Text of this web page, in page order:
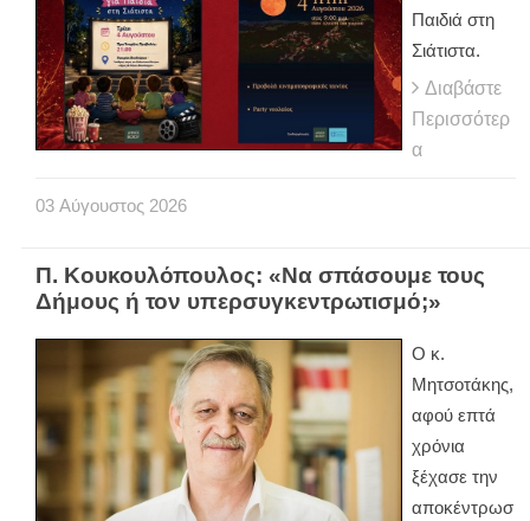
Παιδιά στη
Σιάτιστα.
Διαβάστε
Περισσότερ
α
03 Αύγουστος 2026
Π. Κουκουλόπουλος: «Να σπάσουμε τους
Δήμους ή τον υπερσυγκεντρωτισμό;»
Ο κ.
Μητσοτάκης,
αφού επτά
χρόνια
ξέχασε την
αποκέντρωσ